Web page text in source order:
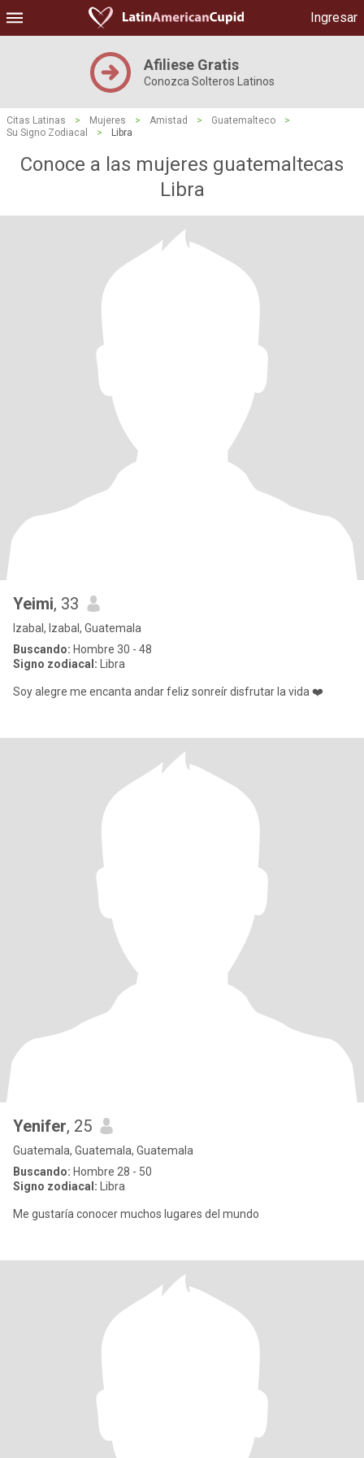
Ingresar
Afiliese Gratis
Conozca Solteros Latinos
Citas Latinas > Mujeres > Amistad > Guatemalteco
>
Su Signo Zodiacal
> Libra
Conoce a las mujeres guatemaltecas
Libra
Yeimi, 33
Izabal, Izabal, Guatemala
Buscando: Hombre 30 - 48
Signo zodiacal: Libra
Soy alegre me encanta andar feliz sonreír disfrutar la vida ❤️
Yenifer, 25
Guatemala, Guatemala, Guatemala
Buscando: Hombre 28 - 50
Signo zodiacal: Libra
Me gustaría conocer muchos lugares del mundo